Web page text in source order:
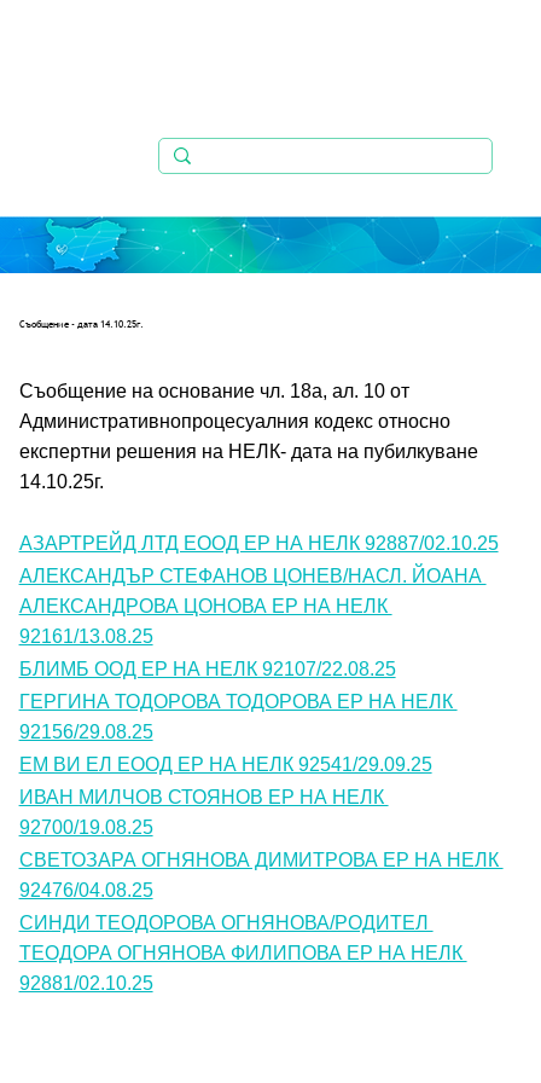
Съобщениe - дата 14.10.25г.
Съобщение на основание чл. 18а, ал. 10 от
Административнопроцесуалния кодекс относно
експертни решения на НЕЛК- дата на пубилкуване
14.10.25г.
АЗАРТРЕЙД ЛТД ЕООД ЕР НА НЕЛК 92887/02.10.25
АЛЕКСАНДЪР СТЕФАНОВ ЦОНЕВ/НАСЛ. ЙОАНА
АЛЕКСАНДРОВА ЦОНОВА ЕР НА НЕЛК
92161/13.08.25
БЛИМБ ООД ЕР НА НЕЛК 92107/22.08.25
ГЕРГИНА ТОДОРОВА ТОДОРОВА ЕР НА НЕЛК
92156/29.08.25
ЕМ ВИ ЕЛ ЕООД ЕР НА НЕЛК 92541/29.09.25
ИВАН МИЛЧОВ СТОЯНОВ ЕР НА НЕЛК
92700/19.08.25
СВЕТОЗАРА ОГНЯНОВА ДИМИТРОВА ЕР НА НЕЛК
92476/04.08.25
СИНДИ ТЕОДОРОВА ОГНЯНОВА/РОДИТЕЛ
ТЕОДОРА ОГНЯНОВА ФИЛИПОВА ЕР НА НЕЛК
92881/02.10.25